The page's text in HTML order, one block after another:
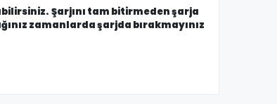
Şarjını tam bitirmeden şarja
zamanlarda şarjda bırakmayınız